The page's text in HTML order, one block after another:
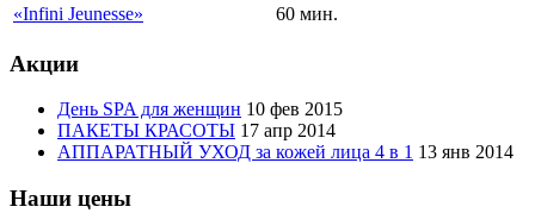
«Infini Jeunesse»
60 мин.
Акции
День SPA для женщин 10 фев 2015
ПАКЕТЫ КРАСОТЫ 17 апр 2014
АППАРАТНЫЙ УХОД за кожей лица 4 в 1 13 янв 2014
Наши цены